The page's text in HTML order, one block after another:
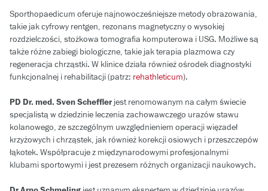
Sporthopaedicum oferuje najnowocześniejsze metody obrazowania,
takie jak cyfrowy rentgen, rezonans magnetyczny o wysokiej
rozdzielczości, stożkowa tomografia komputerowa i USG. Możliwe są
także różne zabiegi biologiczne, takie jak terapia plazmowa czy
regeneracja chrząstki. W klinice działa również ośrodek diagnostyki
funkcjonalnej i rehabilitacji (patrz: rehathleticum).
PD Dr. med. Sven Scheffler jest renomowanym na całym świecie
specjalistą w dziedzinie leczenia zachowawczego urazów stawu
kolanowego, ze szczególnym uwzględnieniem operacji więzadeł
krzyżowych i chrząstek, jak również korekcji osiowych i przeszczepów
łąkotek. Współpracuje z międzynarodowymi profesjonalnymi
klubami sportowymi i jest prezesem różnych organizacji naukowych.